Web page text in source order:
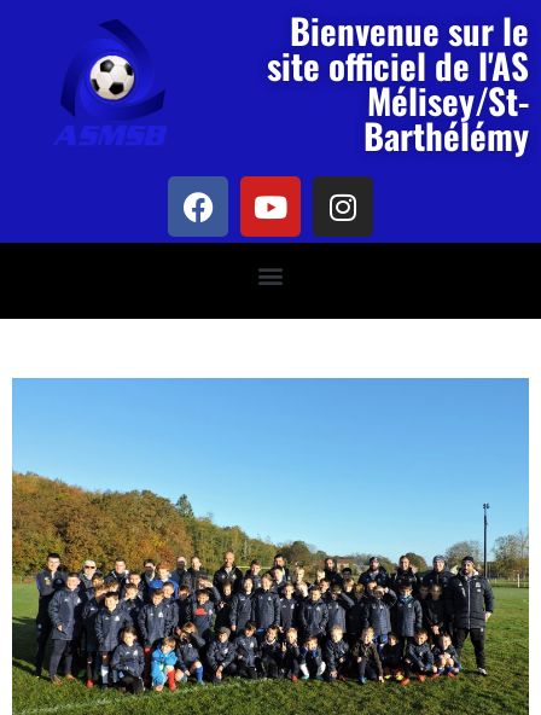
Bienvenue sur le
site officiel de l'AS
Mélisey/St-
Barthélémy